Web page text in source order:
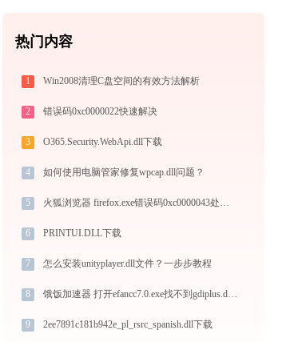
热门内容
1 Win2008清理C盘空间的有效方法解析
2 错误码0xc0000022快速解决
3 O365.Security.WebApi.dll下载
4 如何使用电脑管家修复wpcap.dll问题？
5 火狐浏览器 firefox.exe错误码0xc0000043处理办法
6 PRINTUI.DLL下载
7 怎么安装unityplayer.dll文件？一步步教程
8 饿饭加速器 打开efancc7.0.exe找不到gdiplus.dll怎么办
9 2ee7891c181b942e_pl_rsrc_spanish.dll下载